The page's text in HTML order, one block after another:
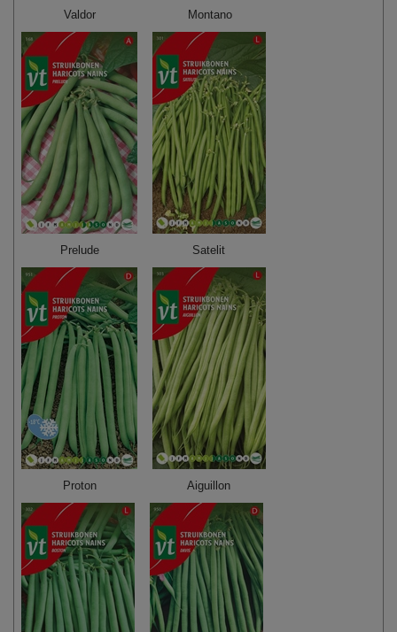
Valdor Montano
Prelude Satelit
Proton Aiguillon